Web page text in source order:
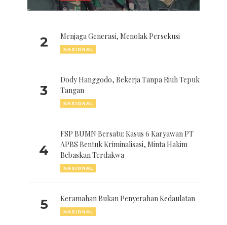
2 Menjaga Generasi, Menolak Persekusi
NASIONAL
3
Dody Hanggodo, Bekerja Tanpa Riuh Tepuk
Tangan
NASIONAL
4
FSP BUMN Bersatu: Kasus 6 Karyawan PT
APBS Bentuk Kriminalisasi, Minta Hakim
Bebaskan Terdakwa
NASIONAL
5 Keramahan Bukan Penyerahan Kedaulatan
NASIONAL